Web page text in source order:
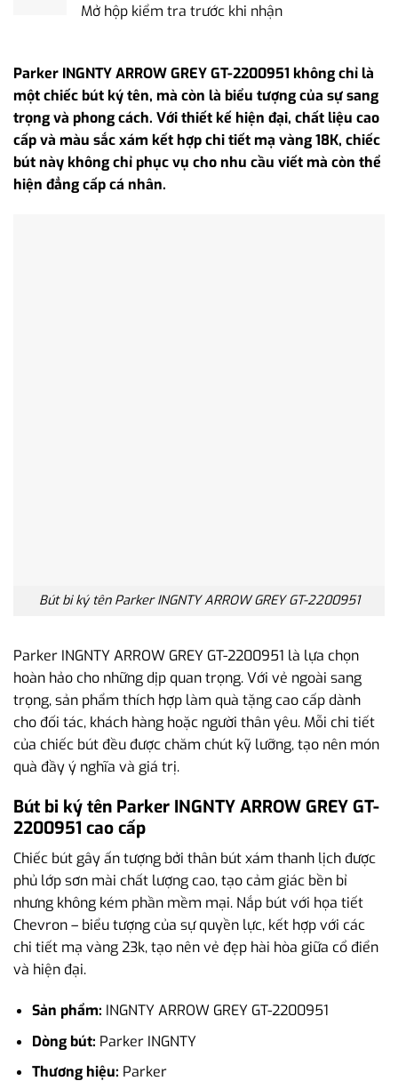
Mở hộp kiểm tra trước khi nhận
Parker INGNTY ARROW GREY GT-2200951 không chỉ là
một chiếc bút ký tên, mà còn là biểu tượng của sự sang
trọng và phong cách. Với thiết kế hiện đại, chất liệu cao
cấp và màu sắc xám kết hợp chi tiết mạ vàng 18K, chiếc
bút này không chỉ phục vụ cho nhu cầu viết mà còn thể
hiện đẳng cấp cá nhân.
Bút bi ký tên Parker INGNTY ARROW GREY GT-2200951
Parker INGNTY ARROW GREY GT-2200951 là lựa chọn
hoàn hảo cho những dịp quan trọng. Với vẻ ngoài sang
trọng, sản phẩm thích hợp làm quà tặng cao cấp dành
cho đối tác, khách hàng hoặc người thân yêu. Mỗi chi tiết
của chiếc bút đều được chăm chút kỹ lưỡng, tạo nên món
quà đầy ý nghĩa và giá trị.
Bút bi ký tên Parker INGNTY ARROW GREY GT-
2200951 cao cấp
Chiếc bút gây ấn tượng bởi thân bút xám thanh lịch được
phủ lớp sơn mài chất lượng cao, tạo cảm giác bền bỉ
nhưng không kém phần mềm mại. Nắp bút với họa tiết
Chevron – biểu tượng của sự quyền lực, kết hợp với các
chi tiết mạ vàng 23k, tạo nên vẻ đẹp hài hòa giữa cổ điển
và hiện đại.
Sản phẩm: INGNTY ARROW GREY GT-2200951
Dòng bút: Parker INGNTY
Thương hiệu: Parker